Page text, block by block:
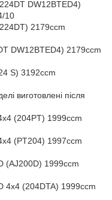
DW12BTED4)
10
2179ccm
DW12BTED4) 2179ccm
S) 3192ccm
виготовлені після
(204PT) 1999ccm
(PT204) 1997ccm
(AJ200D) 1999ccm
4x4 (204DTA) 1999ccm